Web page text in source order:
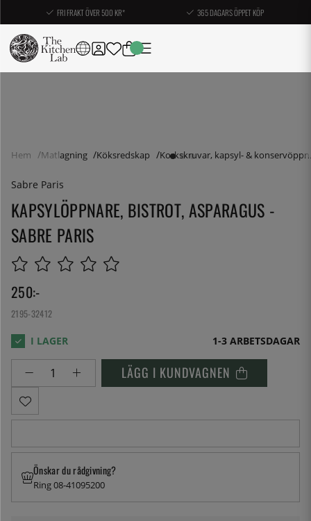
FRI FRAKT ÖVER 500 KR* 365 DAGARS ÖPPET KÖP
Hem Matlagning Köksredskap Korkskruvar, kapsyl- &
Sabre Paris
KAPSYLÖPPNARE, BISTROT, ASPARAGUS -
SABRE PARIS
250:-
2195-32412
1-3 ARBETSDAGAR
LÄGG I KUNDVAGNEN
Önskar du rådgivning?
Ring 08-41095200